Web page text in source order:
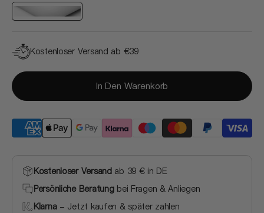
Kostenloser Versand ab €39
In Den Warenkorb
Kostenloser Versandab 39 € in DE
Persönliche Beratungbei Fragen & Anliegen
Klarna- Jetzt kaufen & später zahlen